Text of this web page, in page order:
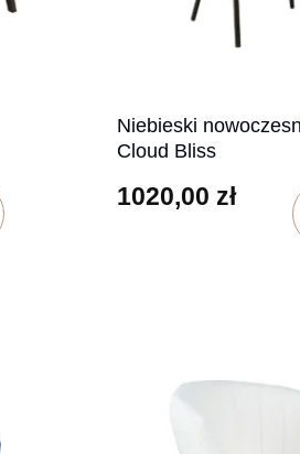
Niebieski
Cloud Bliss
1020,00 zł